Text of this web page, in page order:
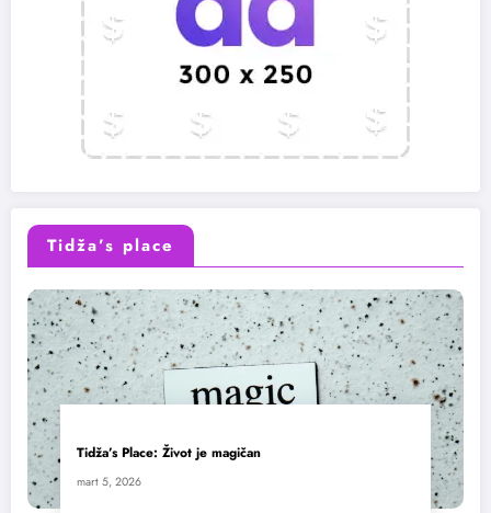
Tidža’s place
Tidža’s Place: Život je magičan
mart 5, 2026